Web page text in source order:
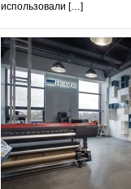
использовали […]